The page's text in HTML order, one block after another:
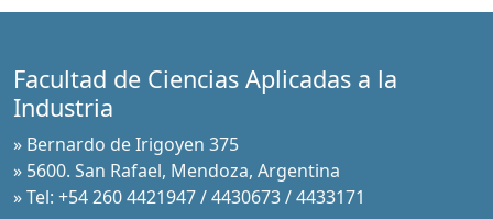
Facultad de Ciencias Aplicadas a la
Industria
» Bernardo de Irigoyen 375
» 5600. San Rafael, Mendoza, Argentina
» Tel: +54 260 4421947 / 4430673 / 4433171